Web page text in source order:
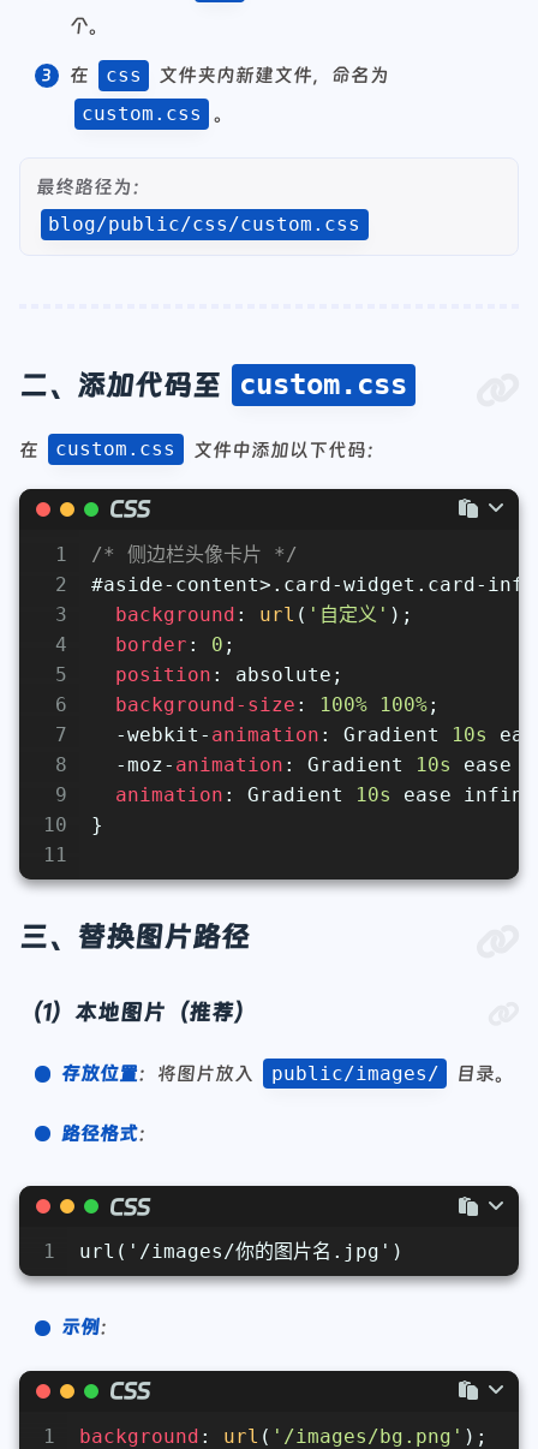
个。
在 css
文件夹内新建文件，命名为
custom.css
。
最终路径为：
blog/public/css/custom.css
二、添加代码至 custom.css
在 custom.css 文件中添加以下代码：
CSS
1
2
3
4
5
6
7
8
9
10
11
/* 侧边栏头像卡片 */
#aside-content> .card-widget .card-info
background : url ( '自定义' );
border : 0 ;
position : absolute;
background-size : 100% 100%;
  -webkit-
animation : Gradient 10s
  -moz-
animation : Gradient 10s
ease
animation : Gradient 10s
ease
}
三、替换图片路径
（1）本地图片（推荐）
存放位置：将图片放入 public/images/ 目录。
路径格式：
CSS
1 url('/images/你的图片名 .jpg ')
示例：
CSS
1 background : url ( '/images/bg.png' );